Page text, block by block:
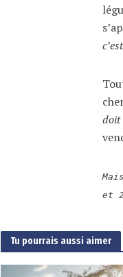
doit
et
Tu pourrais aussi aimer